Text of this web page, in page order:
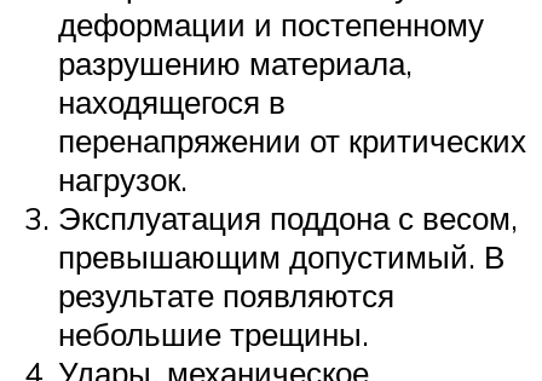
деформации и постепенному
разрушению материала,
находящегося в
перенапряжении от критических
нагрузок.
Эксплуатация поддона с весом,
превышающим допустимый. В
результате появляются
небольшие трещины.
Удары, механическое